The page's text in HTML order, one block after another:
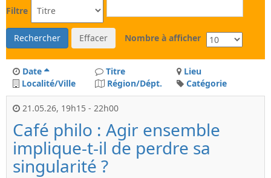
Filtre
Rechercher Effacer Nombre à afficher
Date Titre
Lieu
Localité/Ville
Région/Dépt. Catégorie
21.05.26, 19h15 - 22h00
Café philo : Agir ensemble
implique-t-il de perdre sa
singularité ?